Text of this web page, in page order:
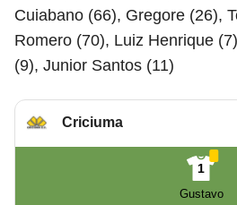
Cuiabano (66), Gregore (26),
Romero (70), Luiz Henrique
(9), Junior Santos (11)
Criciuma
1
Gustavo